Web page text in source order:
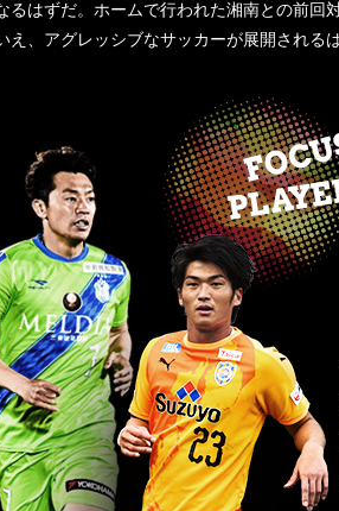
はずだ。ホームで行われた湘南との前
、アグレッシブなサッカーが展開されるは